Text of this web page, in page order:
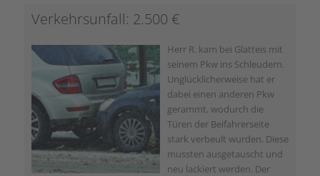
Verkehrsunfall: 2.500 €
Herr R. kam bei Glatteis mit
seinem Pkw ins Schleudern.
Unglücklicherweise hat er
dabei einen anderen Pkw
gerammt, wodurch die
Türen der Beifahrerseite
stark verbeult wurden. Diese
mussten ausgetauscht und
neu lackiert werden. Der